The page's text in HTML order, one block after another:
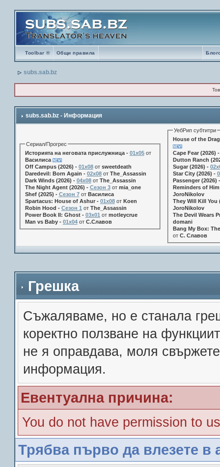
Toolbar ® Общи правила
subs.sab.bz
subs.sab.bz - Информация
Сериал/Прогрес
Историята на неговата прислужница - 01х05от
Василиса
Off Campus (2026) - 01x08от sweetdeath
Daredevil: Born Again - 02x08от The_Assassin
Dark Winds (2026) - 04x08от The_Assassin
The Night Agent (2026) - Сезон 3от mia_one
Shef (2025) - Сезон 7от Василиса
Spartacus: House of Ashur - 01x08от Koen
Robin Hood - Сезон 1 от The_Assassin
Power Book II: Ghost - 03x01 от motleycrue
Man vs Baby - 01x04от С.Славов
УебРип субтитри
House of the
Cape Fear (2026)
Dutton Ranch
Sugar (2026) -
Star City (2026) -
Passenger (2026)
Reminders of
JoroNikolov
They Will Kill You
JoroNikolov
The Devil Wears
domani
Bang My Box:
от С. Славов
Грешка
Съжалявамe, но е станала
коректно ползване на
не я оправдава, моля
информация.
Евентуална причина:
You do not have permission to
Трябва първо да влезете в